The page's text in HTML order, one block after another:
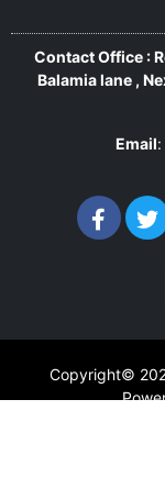
Contact Office :
Balamia lane ,
Email:
Copyright©